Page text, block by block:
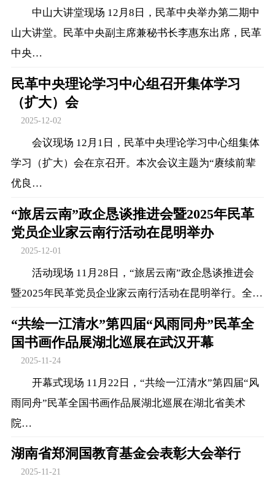
中山大讲堂现场 12月8日，民革中央举办第二期中
山大讲堂。民革中央副主席兼秘书长李惠东出席，民革
中央…
民革中央理论学习中心组召开集体学习
（扩大）会
2025-12-02
会议现场 12月1日，民革中央理论学习中心组集体
学习（扩大）会在京召开。本次会议主题为“赓续前辈
优良…
“旅居云南”政企恳谈推进会暨2025年民革
党员企业家云南行活动在昆明举办
2025-12-01
活动现场 11月28日，“旅居云南”政企恳谈推进会
暨2025年民革党员企业家云南行活动在昆明举行。全…
“共绘一江清水”第四届“风雨同舟”民革全
国书画作品展湖北巡展在武汉开幕
2025-11-24
开幕式现场 11月22日，“共绘一江清水”第四届“风
雨同舟”民革全国书画作品展湖北巡展在湖北省美术
院…
湖南省郑洞国教育基金会表彰大会举行
2025-11-21